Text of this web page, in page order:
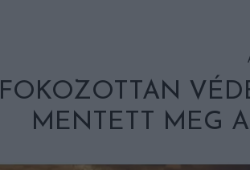
FOKOZOTTAN
MENTETT MEG